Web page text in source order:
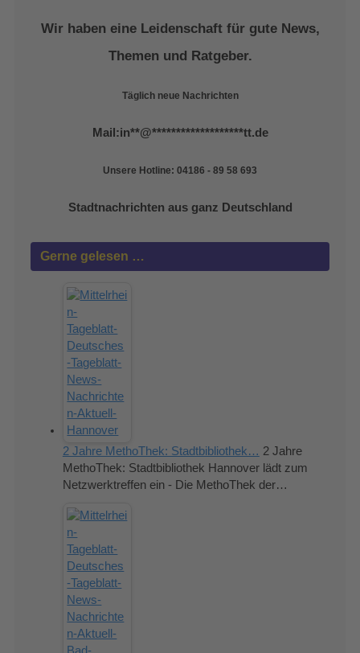
Wir haben eine Leidenschaft für gute News,
Themen und Ratgeber.
Täglich neue Nachrichten
Mail:in**@*******************tt.de
Unsere Hotline: 04186 - 89 58 693
Stadtnachrichten aus ganz Deutschland
Gerne gelesen …
2 Jahre MethoThek: Stadtbibliothek… 2 Jahre
MethoThek: Stadtbibliothek Hannover lädt zum
Netzwerktreffen ein - Die MethoThek der…